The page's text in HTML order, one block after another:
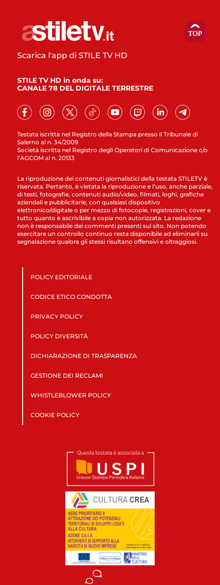
Testata iscritta nel Registro della Stampa presso il Tribunale di
Salerno al n. 34/2009
Società iscritta nel Registro degli Operatori di Comunicazione c/o
l’AGCOM al n. 20133
Scarica l'app di STILE TV HD
STILE TV HD in onda su:
CANALE 78 DEL DIGITALE TERRESTRE
La riproduzione dei contenuti giornalistici della testata STILETV è
riservata. Pertanto, è vietata la riproduzione e l’uso, anche parziale,
di testi, fotografie, contenuti audio/video, filmati, loghi, grafiche
aziendali e pubblicitarie, con qualsiasi dispositivo
elettronico/digitale o per mezzo di fotocopie, registrazioni, cover e
tutto quanto è ascrivibile a copia non autorizzata. La redazione
non è responsabile dei commenti presenti sul sito. Non potendo
esercitare un controllo continuo resta disponibile ad eliminarli su
segnalazione qualora gli stessi risultano offensivi e oltraggiosi.
POLICY EDITORIALE
CODICE ETICO CONDOTTA
PRIVACY POLICY
POLICY DIVERSITÀ
DICHIARAZIONE DI TRASPARENZA
GESTIONE DEI RECLAMI
WHISTLEBLOWER POLICY
COOKIE POLICY